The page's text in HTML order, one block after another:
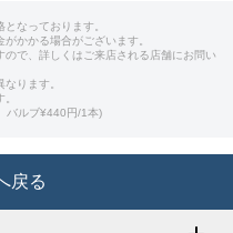
なっております。
かかる場合がございます。
で、詳しくはご来店される店舗にお問い
ります。
バルブ¥440円/1本)
戻る